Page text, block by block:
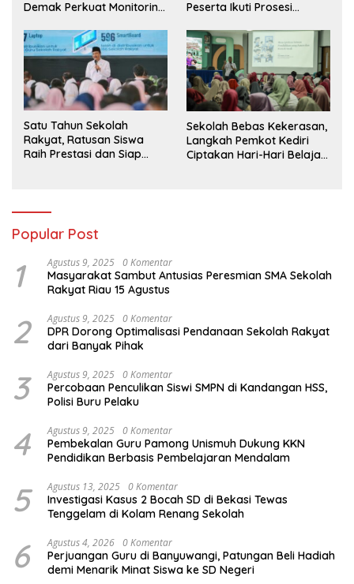
Demak Perkuat Monitoring
Peserta Ikuti Prosesi
Satu Tahun Sekolah
Rakyat, Ratusan Siswa
Raih Prestasi dan Siap
Sekolah Bebas Kekerasan,
Langkah Pemkot Kediri
Ciptakan Hari-Hari Belajar
Popular Post
1 Agustus 9, 2025 0 Komentar
Masyarakat Sambut Antusias Peresmian SMA Sekolah
Rakyat Riau 15 Agustus
2 Agustus 9, 2025 0 Komentar
DPR Dorong Optimalisasi Pendanaan Sekolah Rakyat
dari Banyak Pihak
3 Agustus 9, 2025 0 Komentar
Percobaan Penculikan Siswi SMPN di Kandangan HSS,
Polisi Buru Pelaku
4 Agustus 9, 2025 0 Komentar
Pembekalan Guru Pamong Unismuh Dukung KKN
Pendidikan Berbasis Pembelajaran Mendalam
5 Agustus 13, 2025 0 Komentar
Investigasi Kasus 2 Bocah SD di Bekasi Tewas
Tenggelam di Kolam Renang Sekolah
6 Agustus 4, 2026 0 Komentar
Perjuangan Guru di Banyuwangi, Patungan Beli Hadiah
demi Menarik Minat Siswa ke SD Negeri